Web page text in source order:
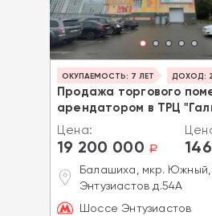
ОКУПАЕМОСТЬ: 7 ЛЕТ ДОХОД:
Продажа торгового
арендатором в ТРЦ
Цена:
19 200 000 a
Балашиха, мкр.
Энтузиастов д.54А
Шоссе Энтузиастов